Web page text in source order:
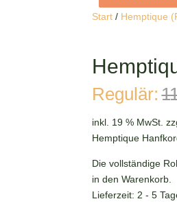
Start / Hemptique
Regulär:
inkl. 19 % MwSt.
Hemptique
Die vollständige
in den Warenkorb.
Lieferzeit: 2 - 5